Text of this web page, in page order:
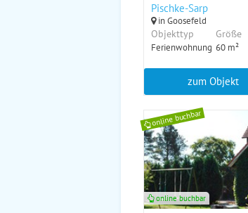
Pischke-Sarp
in Goosefeld
Objekttyp
Ferienwohnung
Größe
60 m²
zum Objekt
online buchbar
online buchbar